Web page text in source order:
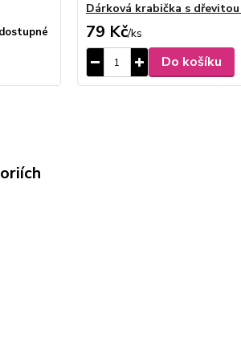
dostupné
Dárková krabička s
79 Kč/ks
Do košíku